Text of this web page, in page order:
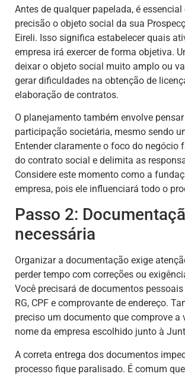
Antes de qualquer papelada, é
precisão o objeto social da sua
Eireli. Isso significa estabelecer quais
empresa irá exercer de forma objetiva.
deixar o objeto social muito amplo ou
gerar dificuldades na obtenção de
elaboração de contratos.
O planejamento também envolve
participação societária, mesmo sendo
Entender claramente o foco do negócio
do contrato social e delimita as
Considere este momento como a
empresa, pois ele influenciará todo o
Passo 2:
necessária
Organizar a documentação exige
perder tempo com correções ou
Você precisará de documentos
RG, CPF e comprovante de endereço.
preciso um documento que comprove a
nome da empresa escolhido junto à
A correta entrega dos documentos
processo fique paralisado. É comum